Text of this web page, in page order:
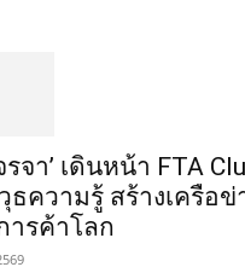
รจา’ เดินหน้า FTA
ธความรู้ สร้างเครือข่
ารค้าโลก